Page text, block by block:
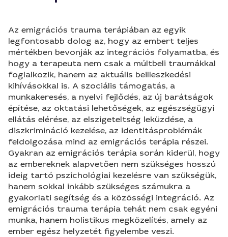
Az emigrációs trauma terápiában az egyik
legfontosabb dolog az, hogy az embert teljes
mértékben bevonják az integrációs folyamatba, és
hogy a terapeuta nem csak a múltbeli traumákkal
foglalkozik, hanem az aktuális beilleszkedési
kihívásokkal is. A szociális támogatás, a
munkakeresés, a nyelvi fejlődés, az új barátságok
építése, az oktatási lehetőségek, az egészségügyi
ellátás elérése, az elszigeteltség leküzdése, a
diszkrimináció kezelése, az identitásproblémák
feldolgozása mind az emigrációs terápia részei.
Gyakran az emigrációs terápia során kiderül, hogy
az embereknek alapvetően nem szükséges hosszú
ideig tartó pszichológiai kezelésre van szükségük,
hanem sokkal inkább szükséges számukra a
gyakorlati segítség és a közösségi integráció. Az
emigrációs trauma terápia tehát nem csak egyéni
munka, hanem holistikus megközelítés, amely az
ember egész helyzetét figyelembe veszi.